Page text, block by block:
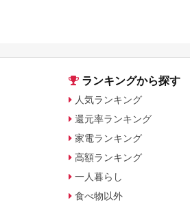
ランキングから探す
人気ランキング
還元率ランキング
家電ランキング
高額ランキング
一人暮らし
食べ物以外